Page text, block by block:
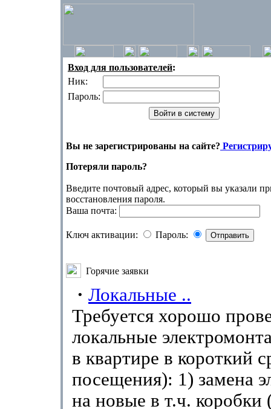
Вход для пользователей:
Ник:
Пароль:
Вы не зарегистрированы на сайте?
Потеряли пароль?
Введите почтовый адрес, который вы указали
восстановления пароля.
Ваша почта:
Ключ активации: Пароль:
Горячие заявки
· Локальные ..
Требуется хорошо
локальные
в квартире в короткий
посещения): 1) замена
на новые в т.ч. коробки